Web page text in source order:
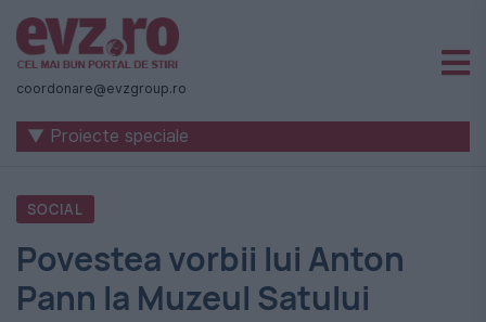
Știri
naționale
internaționale
România
-
Evenimentul
coordonare@evzgroup.ro
▼ Proiecte speciale
SOCIAL
Povestea vorbii lui Anton
Pann la Muzeul Satului